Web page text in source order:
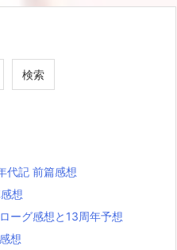
検索
代記 前篇感想
想
ーグ感想と13周年予想
想